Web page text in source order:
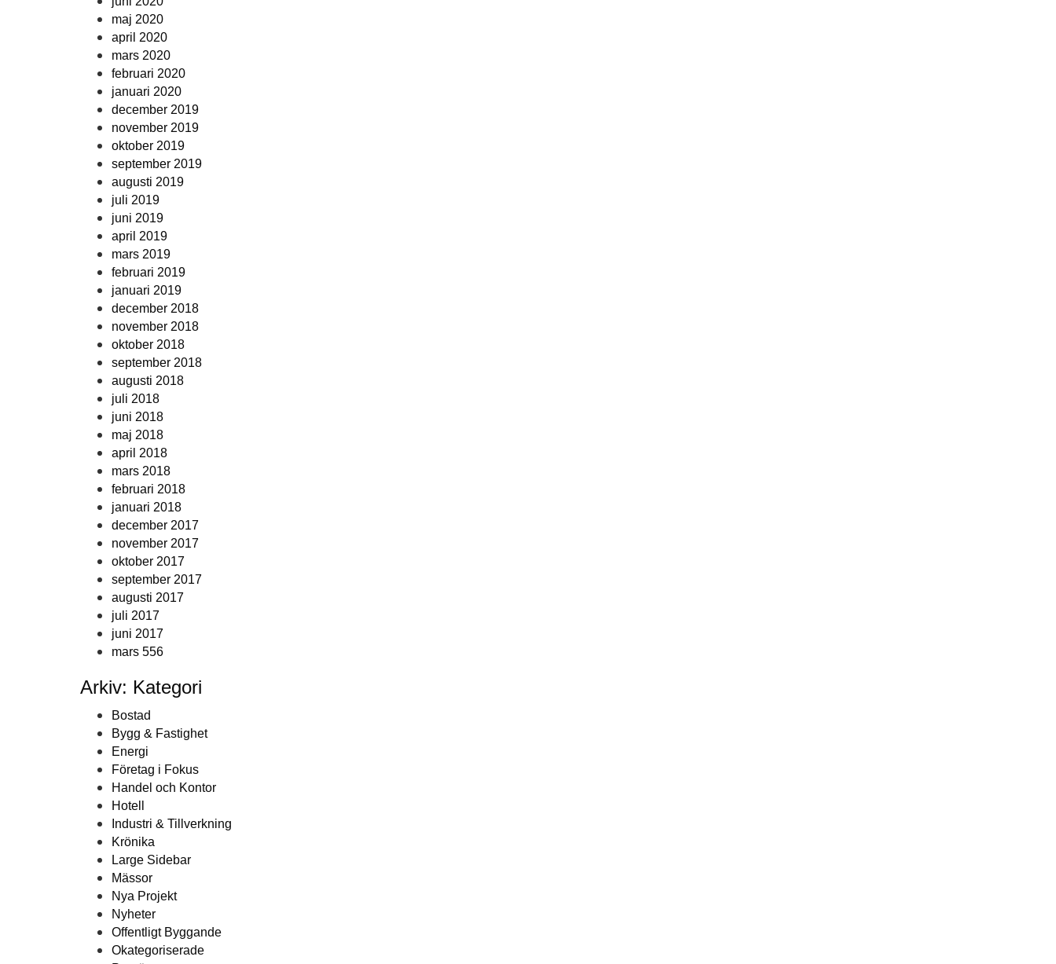
maj 2020
april 2020
mars 2020
februari 2020
januari 2020
december 2019
november 2019
oktober 2019
september 2019
augusti 2019
juli 2019
juni 2019
april 2019
mars 2019
februari 2019
januari 2019
december 2018
november 2018
oktober 2018
september 2018
augusti 2018
juli 2018
juni 2018
maj 2018
april 2018
mars 2018
februari 2018
januari 2018
december 2017
november 2017
oktober 2017
september 2017
augusti 2017
juli 2017
juni 2017
mars 556
Arkiv: Kategori
Bostad
Bygg & Fastighet
Energi
Företag i Fokus
Handel och Kontor
Hotell
Industri & Tillverkning
Krönika
Large Sidebar
Mässor
Nya Projekt
Nyheter
Offentligt Byggande
Okategoriserade